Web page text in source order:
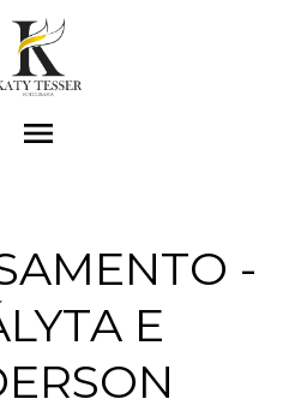
menu
-
E